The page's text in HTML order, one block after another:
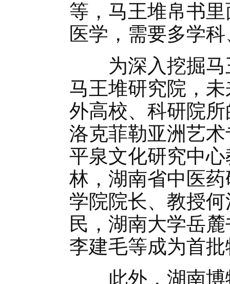
等，马王堆帛书
医学，需要多学
为深入挖掘马
马王堆研究院，
外高校、科研院
洛克菲勒亚洲艺
平泉文化研究中
林，湖南省中医
学院院长、教授
民，湖南大学岳
李建毛等成为首
此外，湖南博